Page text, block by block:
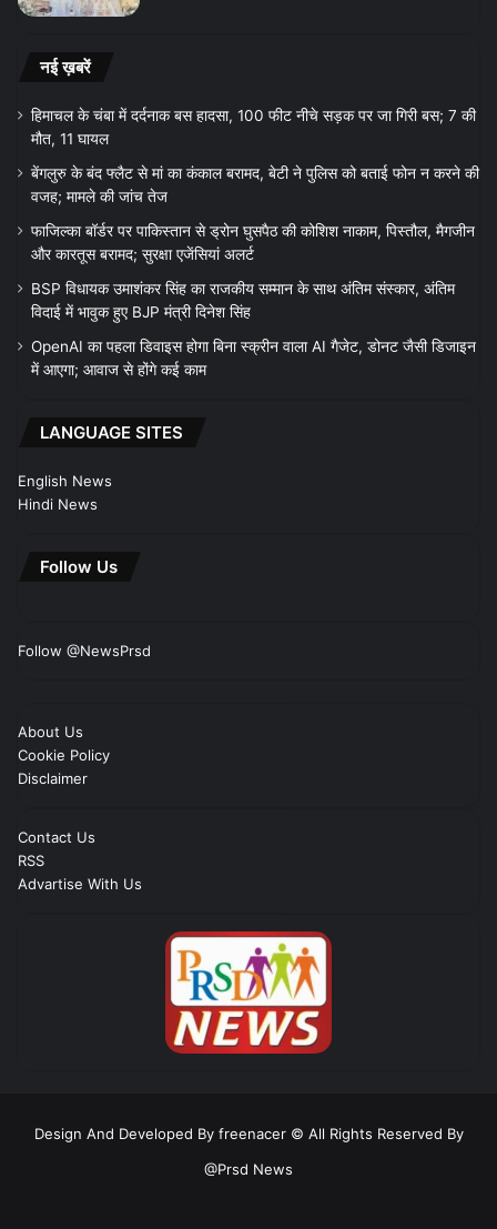
नई ख़बरें
हिमाचल के चंबा में दर्दनाक बस हादसा, 100 फीट नीचे सड़क पर जा गिरी बस; 7 की
मौत, 11 घायल
बेंगलुरु के बंद फ्लैट से मां का कंकाल बरामद, बेटी ने पुलिस को बताई फोन न करने की
वजह; मामले की जांच तेज
फाजिल्का बॉर्डर पर पाकिस्तान से ड्रोन घुसपैठ की कोशिश नाकाम, पिस्तौल, मैगजीन
और कारतूस बरामद; सुरक्षा एजेंसियां अलर्ट
BSP विधायक उमाशंकर सिंह का राजकीय सम्मान के साथ अंतिम संस्कार, अंतिम
विदाई में भावुक हुए BJP मंत्री दिनेश सिंह
OpenAI का पहला डिवाइस होगा बिना स्क्रीन वाला AI गैजेट, डोनट जैसी डिजाइन
में आएगा; आवाज से होंगे कई काम
LANGUAGE SITES
English News
Hindi News
Follow Us
Follow @NewsPrsd
About Us
Cookie Policy
Disclaimer
Contact Us
RSS
Advartise With Us
Design And Developed By freenacer © All Rights Reserved By
@Prsd News